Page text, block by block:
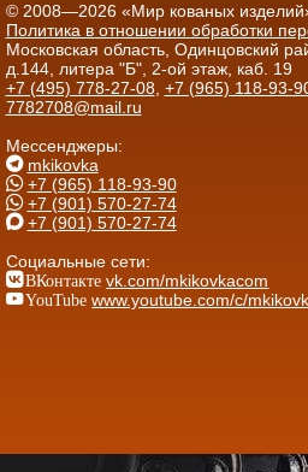
© 2008—2026 «Мир кованых
Политика в отношении обработки
Московская область, Одинцовский
д.144, литера "Б", 2-ой этаж, каб. 19
+7 (495) 778-27-08, +7 (965) 118-93-
7782708@mail.ru
Мессенджеры:
mkikovka
+7 (965) 118-93-90
+7 (901) 570-27-74
+7 (901) 570-27-74
Социальные сети:
ВКонтакте vk.com/mkikovkacom
YouTube www.youtube.com/c/